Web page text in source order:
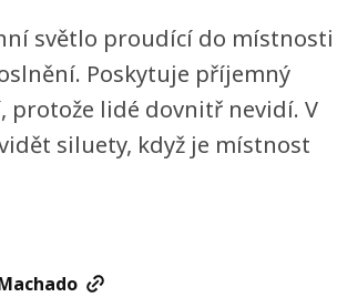
světlo proudící do místnosti
Poskytuje příjemný
protože lidé dovnitř nevidí. V
siluety, když je místnost